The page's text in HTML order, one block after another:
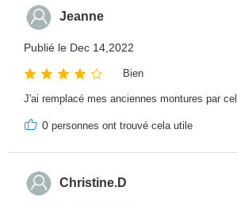
Jeanne
Publié le Dec 14,2022
Bien
J'ai remplacé mes anciennes montures par
0 personnes ont trouvé cela utile
Christine.D